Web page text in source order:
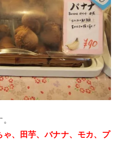
ゃ、田芋、バナナ、モカ、プ